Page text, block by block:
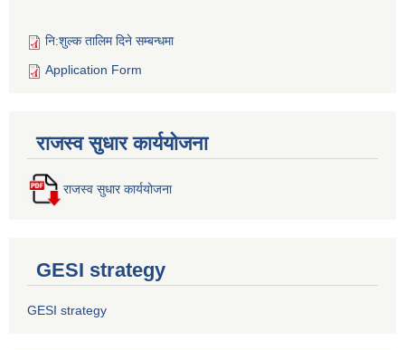
नि:शुल्क तालिम दिने सम्बन्धमा
Application Form
राजस्व सुधार कार्ययोजना
राजस्व सुधार कार्ययोजना
GESI strategy
GESI strategy